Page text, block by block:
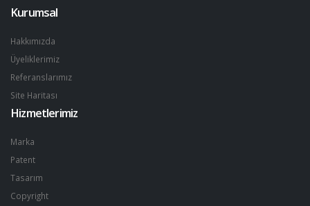
Kurumsal
Hakkımızda
Üyeliklerimiz
Referanslarımız
Site Haritası
Hizmetlerimiz
Marka
Patent
Tasarım
Copyright